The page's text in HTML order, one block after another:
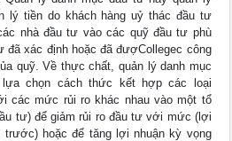
lý tiền do khách hàng uỷ thác đầu tư
nhà đầu tư vào các quỹ đầu tư phù
xác định hoặc đã đượCollegec công
quỹ. Về thực chất, quản lý danh mục
chọn cách thức kết hợp các loại
các mức rủi ro khác nhau vào một tổ
tư) để giảm rủi ro đầu tư với mức (lợi
trước) hoặc để tăng lợi nhuận kỳ vọng